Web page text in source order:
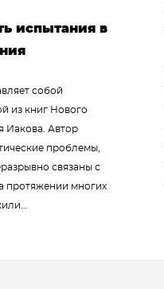
испытания в
собой
из книг Нового
Иакова. Автор
проблемы,
связаны с
протяжении многих